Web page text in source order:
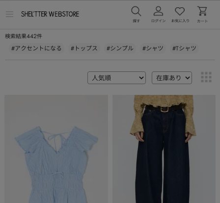
ー
を
検索結果442件
#アクセントになる #トップス #シンプル #シャツ #Tシャツ